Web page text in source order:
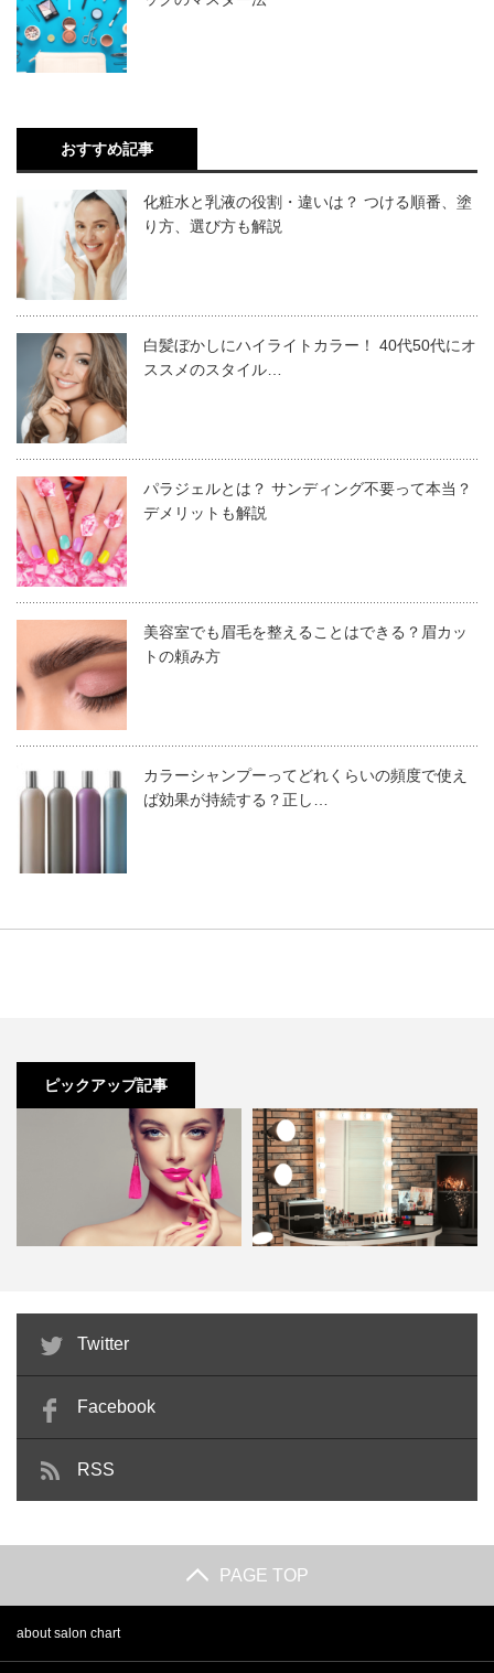
【着物メイク】ベースメイク
着物メイクのように、特殊なメイクをする時は、ポイント
メイクばかりに目が行きがちですね。ですが、そのポイン
トメイクを生かすのは、基盤となるベースメイクが大切で
す。
顔は今流行りの小顔を意識するのではなく、 着物に負けな
い大きな顔づくり
クは陶器のようなマットさを兼ね備えた肌作りを目指しま
しょう。そのほうが、平面的で着物負けしないメイクが完
成します。
一方、洋風的な艶や立体感を醸し出すようなメイクは、着
【着物メイク】ベースメイクのポイント①
スキンケアで肌を整える
ベースメイクを綺麗に仕上げるためには、肌を整えておく
り整えておきましょう。
う。
す。スキンケアの使用法や使用順番を間違えると肌悩みが解決できない
ことも。ここでは、スキンケアの正しい知識を再確認し、肌悩みにしっ
かり対応できるスキンケアのポイントをご紹介しま...
【着物メイク】ベースメイクのポイント②
っていると便利な知識
セットすることです。せっかく着付けがキレイに決まっても、まとめ髪
がイマイチだと着物を着たイメージも台無しとなってしまう恐れがある
ので、着物に合ったまとめ髪の方法を習得しておくと安心です。これか
ら着物に合う基本のまとめ髪を5つ紹介するので...
年齢に見合う着物メイクで和美人を
目指そう！
和の象徴でもある着物は、女性ならば誰でも憧れます。で
すが、着物はただ着られれば良いと言う訳ではありませ
の着物美人を作るポイントですよ。
着物を着用する機会が年に数回程度ならば、美容室に着付
合、着物メイクに詳しいスタッフがいるのかも確認すると
良いですね。また、美容師がサロンのお客様から着物メイ
て丁寧に施してあげましょう。
美通販.comは美容機器から美容用品、サロンで扱う
商品はもちろん、食品から便利品までなんでも揃う
通販サイト。お客様の多くは美容関係者さまです
ど講習を受け、ディプロマ等があれば会員になれま
えるのでとってもお得。
おすすめ記事
化粧水と乳液の役割・違いは？ つける順番、塗
り方、選び方も解説
白髪ぼかしにハイライトカラー！ 40代50代にオ
ススメのスタイル…
パラジェルとは？ サンディング不要って本当？
デメリットも解説
美容室でも眉毛を整えることはできる？眉カッ
トの頼み方
カラーシャンプーってどれくらいの頻度で使え
ば効果が持続する？正し…
ピックアップ記事
ビューティーコーディネーターが
美容サロンの顔になる！検定…
Twitter
Facebook
RSS
PAGE TOP
about salon chart